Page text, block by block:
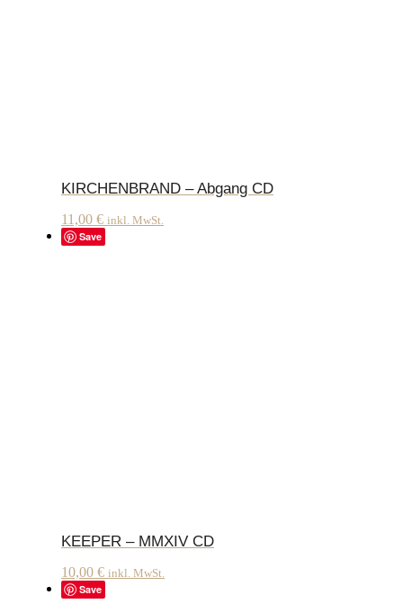
KIRCHENBRAND – Abgang CD
11,00 € inkl. MwSt.
Save
KEEPER – MMXIV CD
10,00 € inkl. MwSt.
Save